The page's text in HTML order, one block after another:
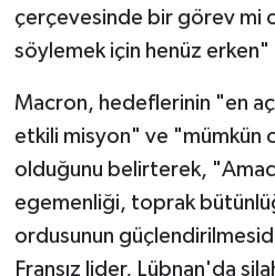
çerçevesinde bir görev mi
söylemek için henüz
Macron, hedeflerinin "en
etkili misyon" ve "mümkün
olduğunu belirterek,
egemenliği, toprak
ordusunun
Fransız lider, Lübnan'da